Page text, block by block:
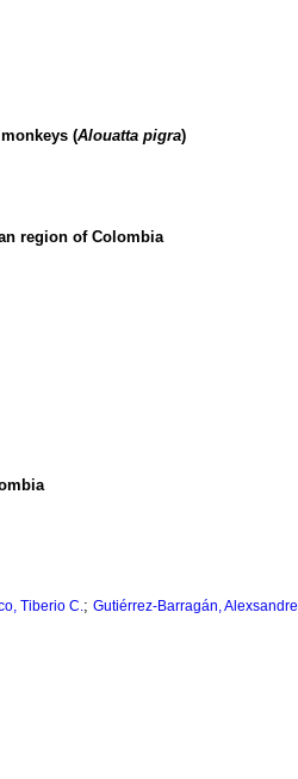
(Alouatta pigra)
region of Colombia
Tiberio C.; Gutiérrez-Barragán, Alexsandre